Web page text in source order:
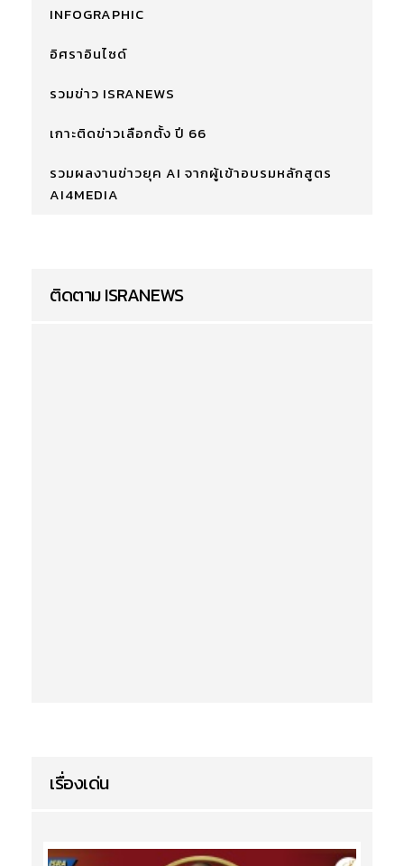
INFOGRAPHIC
อิศราอินไซด์
รวมข่าว ISRANEWS
เกาะติดข่าวเลือกตั้ง ปี 66
รวมผลงานข่าวยุค AI จากผู้เข้าอบรมหลักสูตร
AI4MEDIA
ติดตาม ISRANEWS
เรื่องเด่น